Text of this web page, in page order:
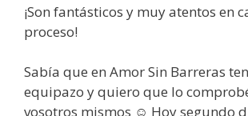
¡Son fantásticos y muy atentos en
proceso!
Sabía que en Amor Sin Barreras
equipazo y quiero que lo
vosotros mismos ☺ Hoy segundo